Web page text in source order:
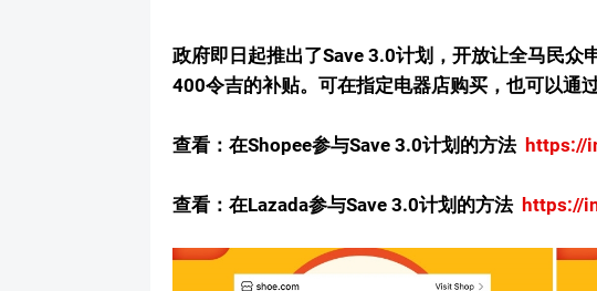
政府即日起推出了Save 3.0计划，开放让全马民众
400令吉的补贴。可在指定电器店购买，也可以通
查看：在Shopee参与Save 3.0计划的方法 https://
查看：在Lazada参与Save 3.0计划的方法 https://